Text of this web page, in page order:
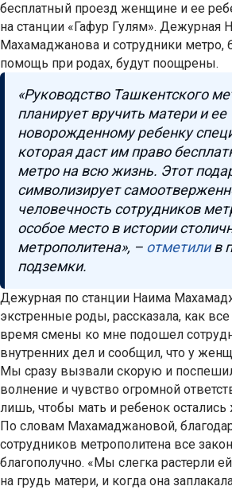
бесплатный проезд женщине и ее
на станции «Гафур Гулям». Дежурная
Махамаджанова и сотрудники метро,
помощь при родах, будут поощрены.
«Руководство Ташкентского
планирует вручить матери и ее
новорожденному ребенку
которая даст им право
метро на всю жизнь. Этот
символизирует
человечность сотрудников
особое место в истории
метрополитена», – отметилив
подземки.
Дежурная по станции Наима
экстренные роды, рассказала, как
время смены ко мне подошел
внутренних дел и сообщил, что у
Мы сразу вызвали скорую и
волнение и чувство огромной
лишь, чтобы мать и ребенок
По словам Махамаджановой,
сотрудников метрополитена все
благополучно. «Мы слегка растерли
на грудь матери, и когда она